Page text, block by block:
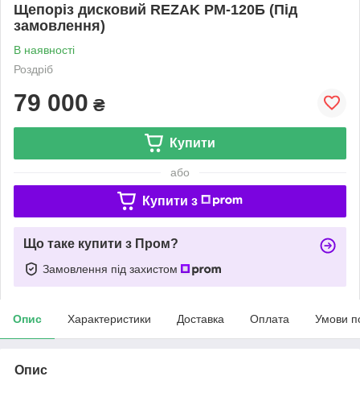
Щепоріз дисковий REZAK РМ-120Б (Під
замовлення)
В наявності
Роздріб
79 000 ₴
Купити
або
Купити з
Що таке купити з Пром?
Замовлення під захистом
Опис Характеристики Доставка Оплата Умови
Опис